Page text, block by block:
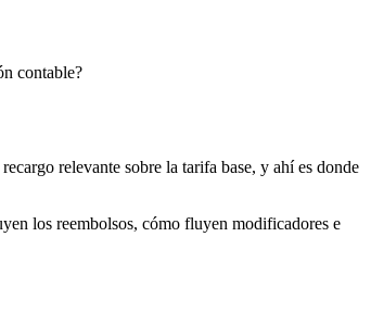
contable?
relevante sobre la tarifa base, y ahí es donde
los reembolsos, cómo fluyen modificadores e